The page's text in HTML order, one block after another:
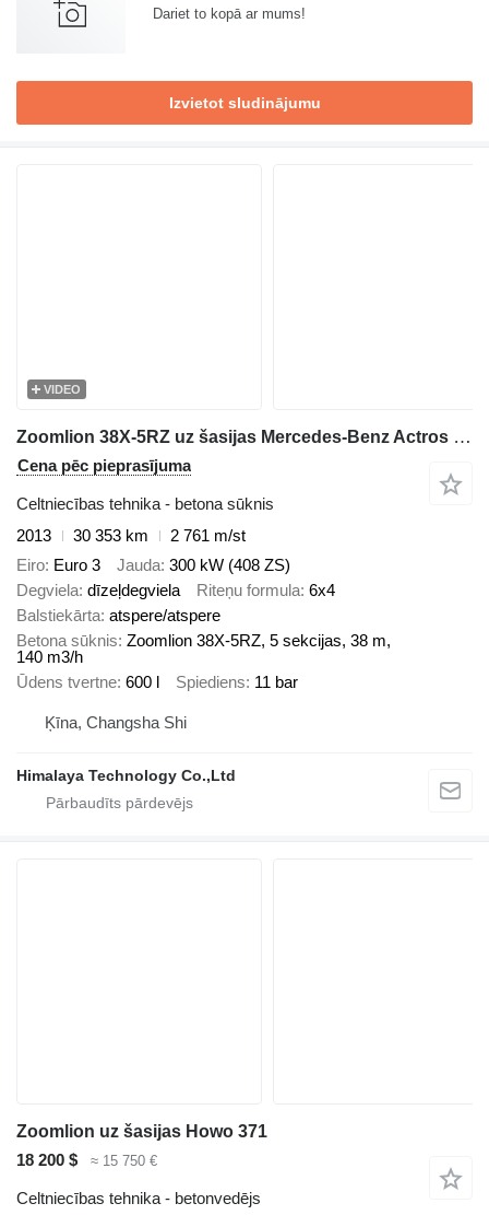
Dariet to kopā ar mums!
Izvietot sludinājumu
VIDEO
Zoomlion 38X-5RZ uz šasijas Mercedes-Benz Actros 3341
Cena pēc pieprasījuma
Celtniecības tehnika - betona sūknis
2013
30 353 km
2 761 m/st
Eiro Euro 3 Jauda 300 kW (408 ZS)
Degviela dīzeļdegviela Riteņu formula 6x4
Balstiekārta atspere/atspere
Betona sūknis Zoomlion 38X-5RZ, 5 sekcijas, 38 m,
140 m3/h
Ūdens tvertne 600 l Spiediens 11 bar
Ķīna, Changsha Shi
Himalaya Technology Co.,Ltd
Zoomlion uz šasijas Howo 371
18 200 $
≈ 15 750 €
Celtniecības tehnika - betonvedējs